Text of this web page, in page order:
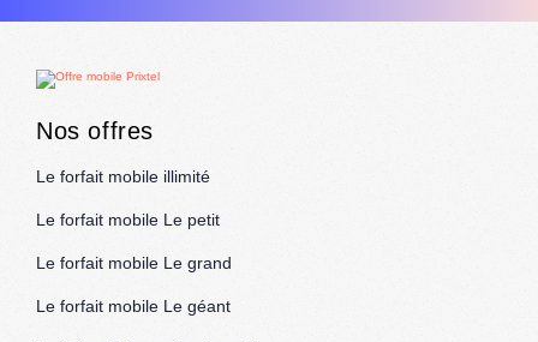
Nos offres
Le forfait mobile illimité
Le forfait mobile Le petit
Le forfait mobile Le grand
Le forfait mobile Le géant